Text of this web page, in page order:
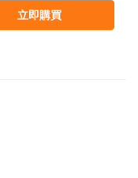
立即購買